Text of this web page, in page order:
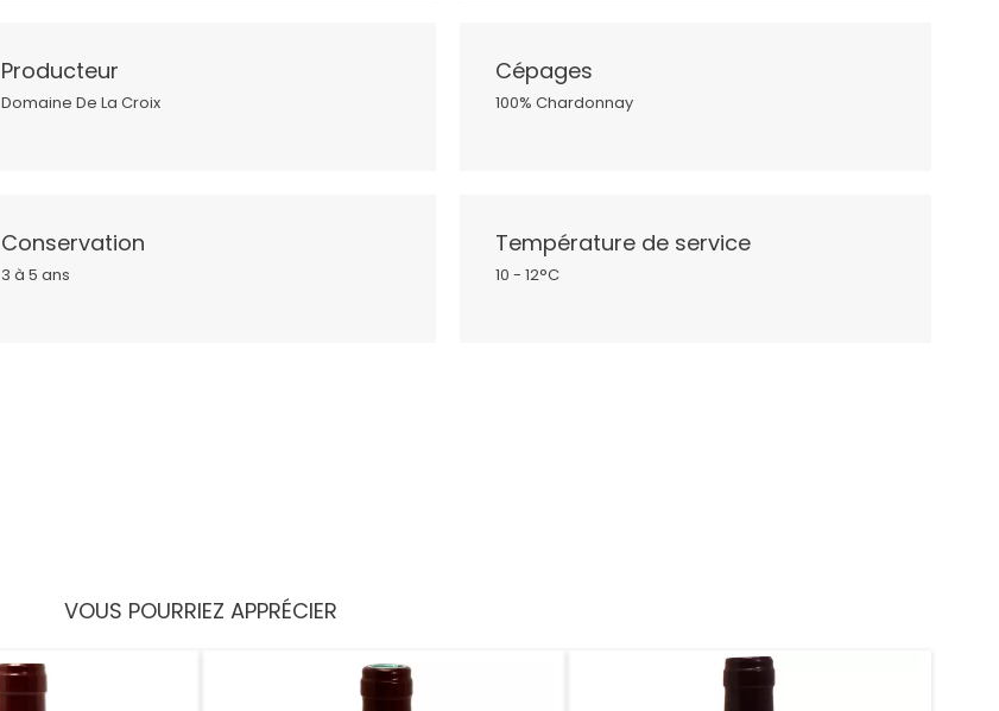
Producteur
Domaine De La Croix
Cépages
100% Chardonnay
Conservation
3 à 5 ans
Température de service
10 - 12°C
VOUS POURRIEZ APPRÉCIER